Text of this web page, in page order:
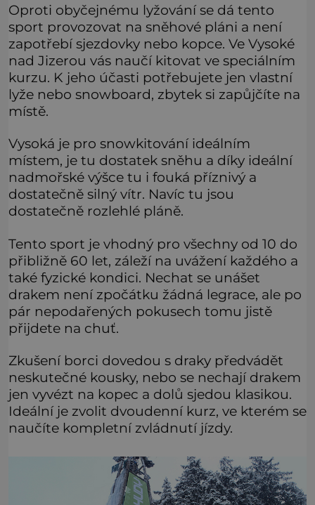
Oproti obyčejnému lyžování se dá tento
sport provozovat na sněhové pláni a není
zapotřebí sjezdovky nebo kopce. Ve Vysoké
nad Jizerou vás naučí kitovat ve speciálním
kurzu. K jeho účasti potřebujete jen vlastní
lyže nebo snowboard, zbytek si zapůjčíte na
místě.
Vysoká je pro snowkitování ideálním
místem, je tu dostatek sněhu a díky ideální
nadmořské výšce tu i fouká příznivý a
dostatečně silný vítr. Navíc tu jsou
dostatečně rozlehlé pláně.
Tento sport je vhodný pro všechny od 10 do
přibližně 60 let, záleží na uvážení každého a
také fyzické kondici. Nechat se unášet
drakem není zpočátku žádná legrace, ale po
pár nepodařených pokusech tomu jistě
přijdete na chuť.
Zkušení borci dovedou s draky předvádět
neskutečné kousky, nebo se nechají drakem
jen vyvézt na kopec a dolů sjedou klasikou.
Ideální je zvolit dvoudenní kurz, ve kterém se
naučíte kompletní zvládnutí jízdy.